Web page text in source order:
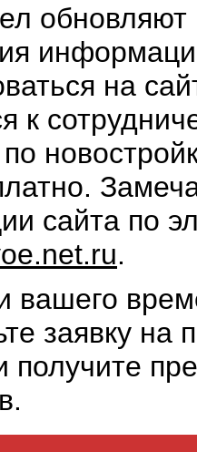
обновляют
на
к
сайта по
.
вашего
заявку на
получите